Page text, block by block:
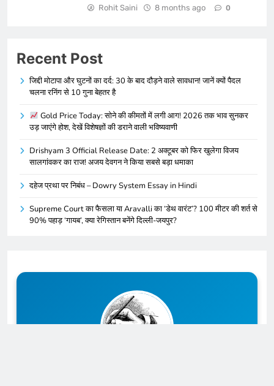
Rohit Saini 8 months ago 0
Recent Post
जिद्दी मोटापा और घुटनों का दर्द: 30 के बाद दौड़ने वाले सावधान! जानें क्यों पैदल
चलना रनिंग से 10 गुना बेहतर है
Gold Price Today: सोने की कीमतों में लगी आग! 2026 तक भाव सुनकर
उड़ जाएंगे होश, देखें विशेषज्ञों की डराने वाली भविष्यवाणी
Drishyam 3 Official Release Date: 2 अक्टूबर को फिर खुलेगा विजय
सालगांवकर का राज! अजय देवगन ने किया सबसे बड़ा धमाका
दहेज प्रथा पर निबंध – Dowry System Essay in Hindi
Supreme Court का फैसला या Aravalli का ‘डेथ वारंट’? 100 मीटर की शर्त से
90% पहाड़ ‘गायब’, क्या रेगिस्तान बनेंगे दिल्ली-जयपुर?